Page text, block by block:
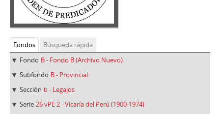
Fondos
Búsqueda rápida
Fondo B - Fondo B (Archivo Nuevo)
Subfondo B - Provincial
Sección b - Legajos
Serie 26 vPE 2 - Vicaría del Perú (1900-1974)